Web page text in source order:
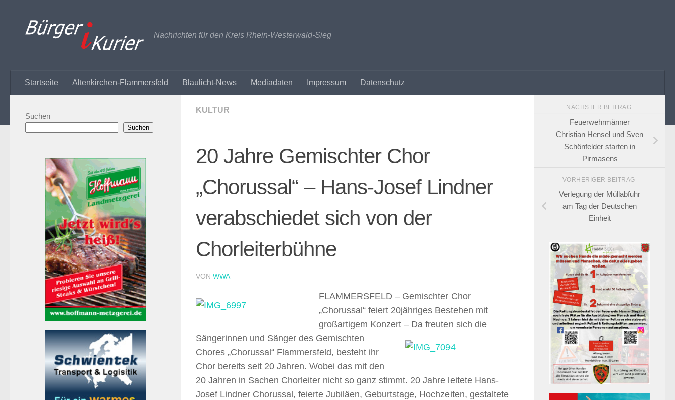
Nachrichten für den Kreis Rhein-Westerwald-Sieg
Startseite Altenkirchen-Flammersfeld Blaulicht-News Mediadaten Impressum Datenschutz
KULTUR
20 Jahre Gemischter Chor
„Chorussal“ – Hans-Josef Lindner
verabschiedet sich von der
Chorleiterbühne
VON WWA
FLAMMERSFELD – Gemischter Chor
„Chorussal“ feiert 20jähriges Bestehen mit
großartigem Konzert – Da freuten sich die
Sängerinnen und Sänger des Gemischten
Chores „Chorussal“ Flammersfeld, besteht ihr
Chor bereits seit 20 Jahren. Wobei das mit den
20 Jahren in Sachen Chorleiter nicht so ganz stimmt. 20 Jahre leitete Hans-
Josef Lindner Chorussal, feierte Jubiläen, Geburtstage, Hochzeiten, gestaltete
Suchen
Suchen
NÄCHSTER BEITRAG
Feuerwehrmänner
Christian Hensel und Sven
Schönfelder starten in
Pirmasens
VORHERIGER BEITRAG
Verlegung der Müllabfuhr
am Tag der Deutschen
Einheit